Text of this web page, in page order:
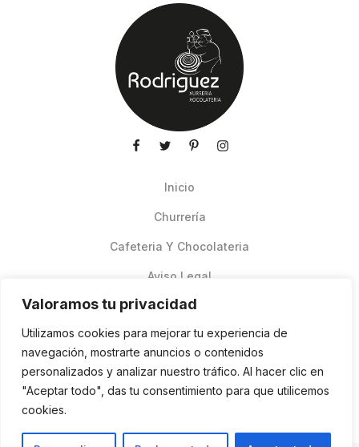
Valoramos tu privacidad
Utilizamos cookies para mejorar tu experiencia de
navegación, mostrarte anuncios o contenidos
personalizados y analizar nuestro tráfico. Al hacer clic en
"Aceptar todo", das tu consentimiento para que utilicemos
cookies.
Inicio
Churrería
Cafeteria Y Chocolateria
Aviso Legal
Pedidos Online Glovo
Contacto